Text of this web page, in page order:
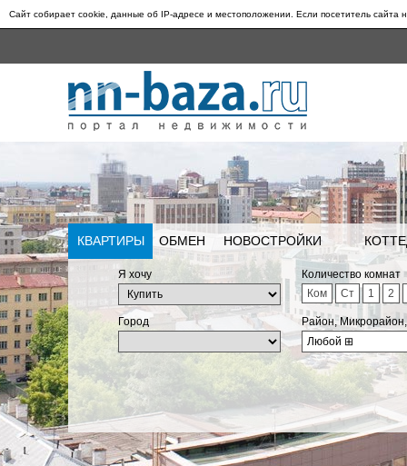
Сайт собирает cookie, данные об IP-адресе и местоположении. Если посетитель сайта
КВАРТИРЫ ОБМЕН НОВОСТРОЙКИ
Я хочу
Количество комнат
Ком
Ст 1 2
Город
Район,
Любой ⊞